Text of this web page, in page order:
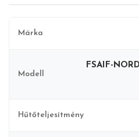
Márka
Modell
FSAIF-
Hűtőteljesítmény